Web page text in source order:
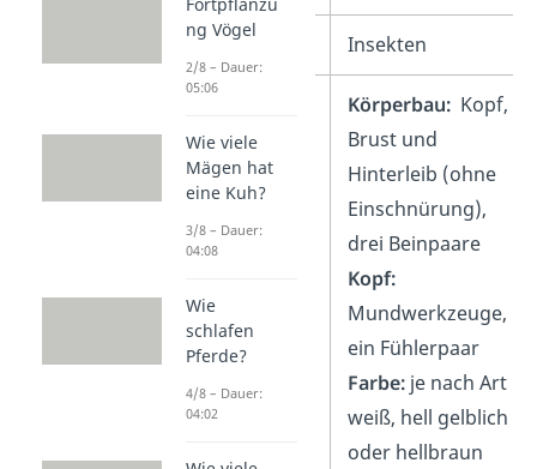
Klasse Insekten
Körperbau: Kopf,
Brust und
Hinterleib (ohne
Einschnürung),
drei Beinpaare
Kopf:
Mundwerkzeuge,
ein Fühlerpaar
Farbe: je nach Art
weiß, hell gelblich
oder hellbraun
ng Vögel
2/8 – Dauer:
05:06
Wie viele
Mägen hat
eine Kuh?
3/8 – Dauer:
04:08
Wie
schlafen
Pferde?
4/8 – Dauer:
04:02